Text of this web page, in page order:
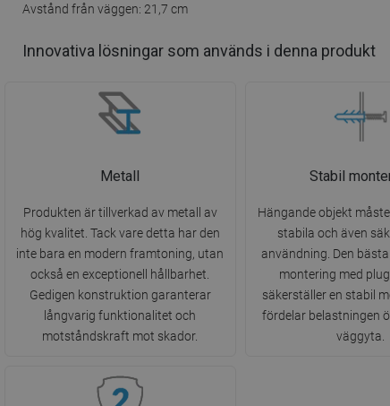
Avstånd från väggen: 21,7 cm
Innovativa lösningar som används i denna produkt
Metall
Produkten är tillverkad av metall av
hög kvalitet. Tack vare detta har den
inte bara en modern framtoning, utan
också en exceptionell hållbarhet.
Gedigen konstruktion garanterar
långvarig funktionalitet och
motståndskraft mot skador.
Stabil
Hängande objekt
stabila och även
användning. Den
montering med
säkerställer en stabil
fördelar belastningen
väggyta.